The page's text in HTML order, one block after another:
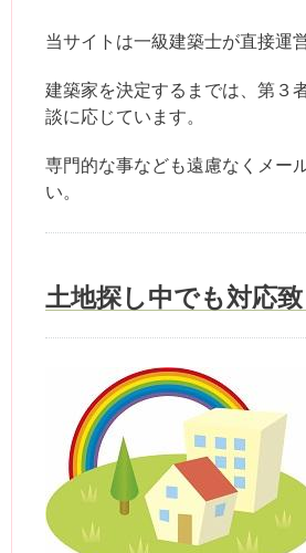
当サイトは一級建築士が直接運
建築家を決定するまでは、第３
談に応じています。
専門的な事なども遠慮なくメー
い。
土地探し中でも対応致